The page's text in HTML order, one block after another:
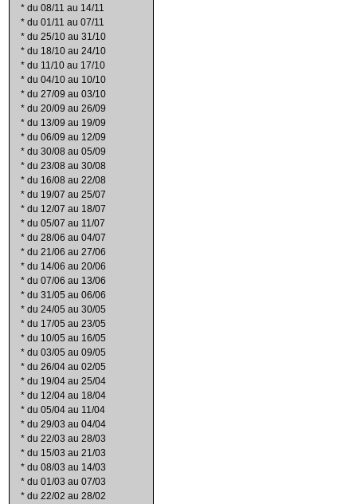
* du 08/11 au 14/11
* du 01/11 au 07/11
* du 25/10 au 31/10
* du 18/10 au 24/10
* du 11/10 au 17/10
* du 04/10 au 10/10
* du 27/09 au 03/10
* du 20/09 au 26/09
* du 13/09 au 19/09
* du 06/09 au 12/09
* du 30/08 au 05/09
* du 23/08 au 30/08
* du 16/08 au 22/08
* du 19/07 au 25/07
* du 12/07 au 18/07
* du 05/07 au 11/07
* du 28/06 au 04/07
* du 21/06 au 27/06
* du 14/06 au 20/06
* du 07/06 au 13/06
* du 31/05 au 06/06
* du 24/05 au 30/05
* du 17/05 au 23/05
* du 10/05 au 16/05
* du 03/05 au 09/05
* du 26/04 au 02/05
* du 19/04 au 25/04
* du 12/04 au 18/04
* du 05/04 au 11/04
* du 29/03 au 04/04
* du 22/03 au 28/03
* du 15/03 au 21/03
* du 08/03 au 14/03
* du 01/03 au 07/03
* du 22/02 au 28/02